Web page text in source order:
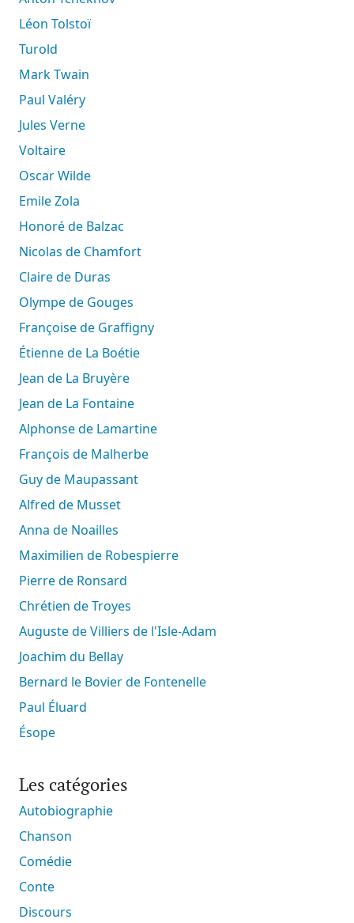
Léon Tolstoï
Turold
Mark Twain
Paul Valéry
Jules Verne
Voltaire
Oscar Wilde
Emile Zola
Honoré de Balzac
Nicolas de Chamfort
Claire de Duras
Olympe de Gouges
Françoise de Graffigny
Étienne de La Boétie
Jean de La Bruyère
Jean de La Fontaine
Alphonse de Lamartine
François de Malherbe
Guy de Maupassant
Alfred de Musset
Anna de Noailles
Maximilien de Robespierre
Pierre de Ronsard
Chrétien de Troyes
Auguste de Villiers de l'Isle-Adam
Joachim du Bellay
Bernard le Bovier de Fontenelle
Paul Éluard
Ésope
Les catégories
Autobiographie
Chanson
Comédie
Conte
Discours